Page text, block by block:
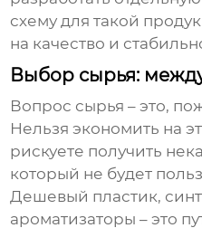
схему для такой
на качество и
Выбор сырья:
Вопрос сырья – это,
Нельзя экономить на
рискуете получить
который не будет
Дешевый пластик,
ароматизаторы – это